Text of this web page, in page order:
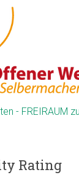
- FREIRAUM
Rating